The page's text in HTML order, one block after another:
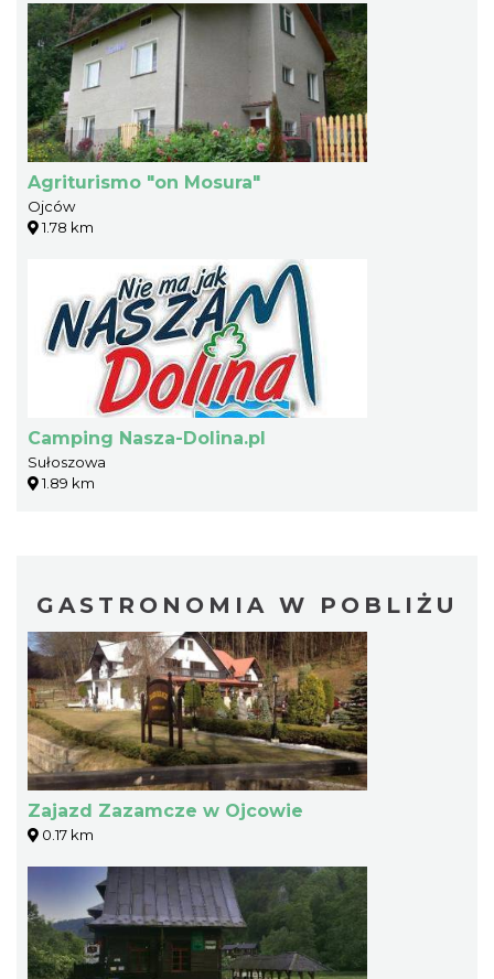
Agriturismo "on Mosura"
Ojców
1.78 km
Camping Nasza-Dolina.pl
Sułoszowa
1.89 km
GASTRONOMIA W POBLIŻU
Zajazd Zazamcze w Ojcowie
0.17 km